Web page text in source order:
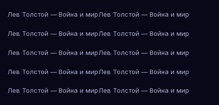
Лев Толстой — Война и мирЛев Толстой — Война и мир
Лев Толстой — Война и мирЛев Толстой — Война и мир
Лев Толстой — Война и мирЛев Толстой — Война и мир
Лев Толстой — Война и мирЛев Толстой — Война и мир
Лев Толстой — Война и мирЛев Толстой — Война и мир